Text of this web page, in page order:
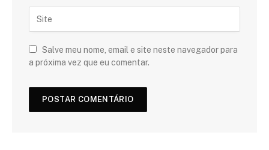
Salve meu nome, email e site neste navegador para
a próxima vez que eu comentar.